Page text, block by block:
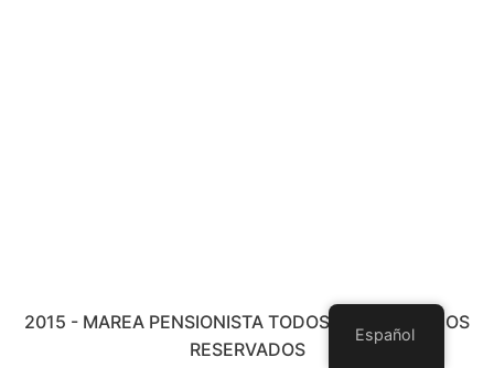
2015 - MAREA PENSIONISTA TODOS LOS DERECHOS
RESERVADOS
Español